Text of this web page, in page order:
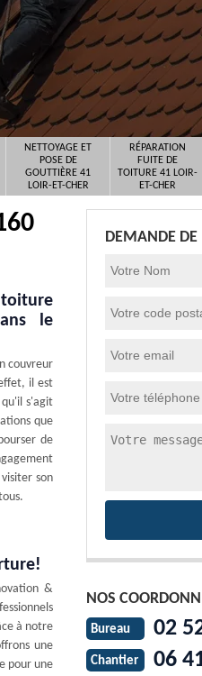
NETTOYAGE ET
POSE DE
GOUTTIÈRE 41
LOIR-ET-CHER
RÉPARATION
FUITE DE
TOITURE 41 LOIR-
ET-CHER
le
couvreur
il est
s'agit
que
de
son
&
à notre
une
pour une
DEMANDE DE
NOS
Bureau 02
Chantier 06